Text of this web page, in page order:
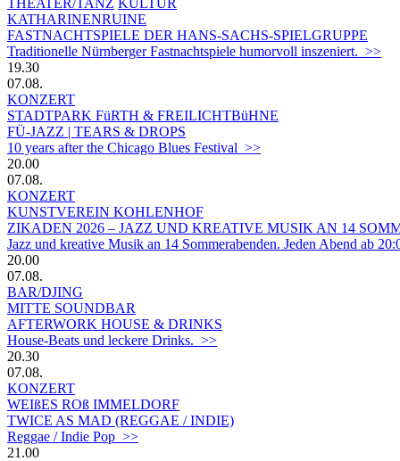
KATHARINENRUINE
FASTNACHTSPIELE DER HANS-SACHS-SPIELGRUPPE
Traditionelle Nürnberger Fastnachtspiele humorvoll inszeniert. >>
19.30
07.08.
KONZERT
STADTPARK FüRTH & FREILICHTBüHNE
FÜ-JAZZ | TEARS & DROPS
10 years after the Chicago Blues Festival >>
20.00
07.08.
KONZERT
KUNSTVEREIN KOHLENHOF
ZIKADEN 2026 – JAZZ UND KREATIVE MUSIK AN 14
Jazz und kreative Musik an 14 Sommerabenden. Jeden Abend ab
20.00
07.08.
BAR/DJING
MITTE SOUNDBAR
AFTERWORK HOUSE & DRINKS
House-Beats und leckere Drinks. >>
20.30
07.08.
KONZERT
WEIßES ROß IMMELDORF
TWICE AS MAD (REGGAE / INDIE)
Reggae / Indie Pop >>
21.00